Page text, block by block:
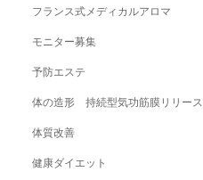
フランス式メディカルアロマ
モニター募集
予防エステ
体の造形 持続型気功筋膜リリース
体質改善
健康ダイエット